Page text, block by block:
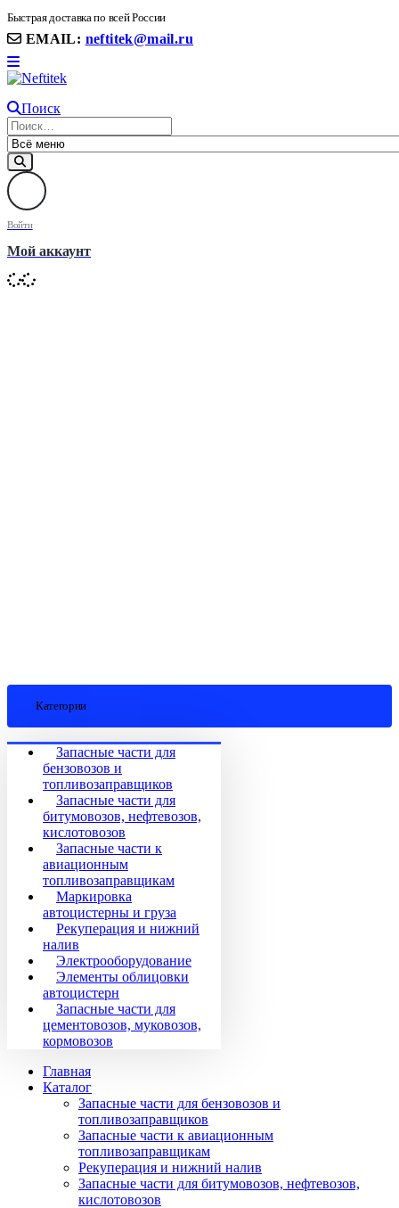
Быстрая доставка по всей России
EMAIL: neftitek@mail.ru
Поиск
Войти
Мой аккаунт
Категории
Запасные части для
бензовозов и
топливозаправщиков
Запасные части для
битумовозов, нефтевозов,
кислотовозов
Запасные части к
авиационным
топливозаправщикам
Маркировка
автоцистерны и груза
Рекуперация и нижний
налив
Электрооборудование
Элементы облицовки
автоцистерн
Запасные части для
цементовозов, муковозов,
кормовозов
Главная
Каталог
Запасные части для бензовозов и
топливозаправщиков
Запасные части к авиационным
топливозаправщикам
Рекуперация и нижний налив
Запасные части для битумовозов, нефтевозов,
кислотовозов
8(906) 399 11 22 | 8(905)367-58-58